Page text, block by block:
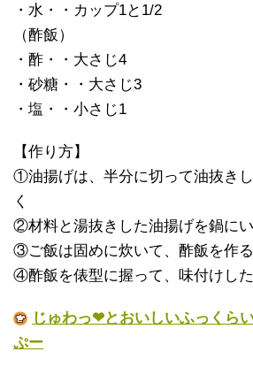
・水・・カップ1と1/2
（酢飯）
・酢・・大さじ4
・砂糖・・大さじ3
・塩・・小さじ1
【作り方】
①油揚げは、半分に切って油抜き
く
②材料と湯抜きした油揚げを鍋に
③ご飯は固めに炊いて、酢飯を作る
④酢飯を俵型に握って、味付けし
じゅわっ❤とおいしいふっくら
ぷー